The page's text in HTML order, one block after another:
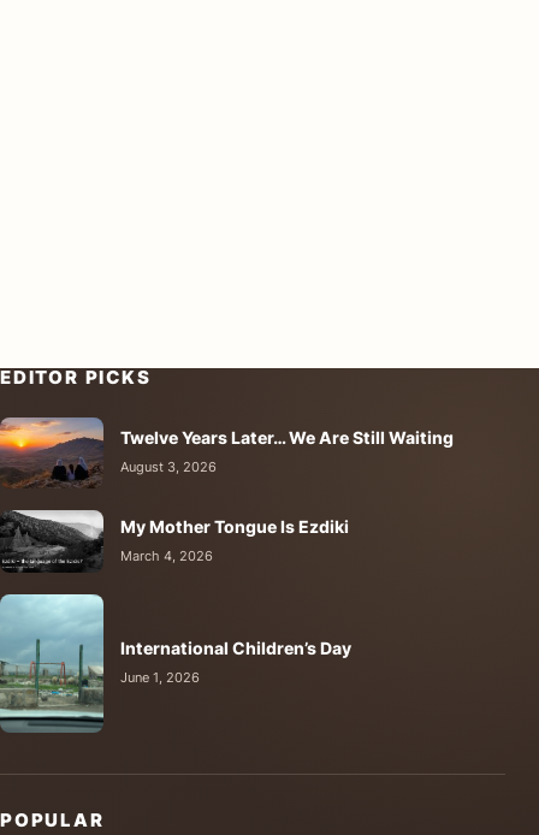
EDITOR PICKS
Twelve Years Later… We Are Still Waiting
August 3, 2026
My Mother Tongue Is Ezdiki
March 4, 2026
International Children’s Day
June 1, 2026
POPULAR